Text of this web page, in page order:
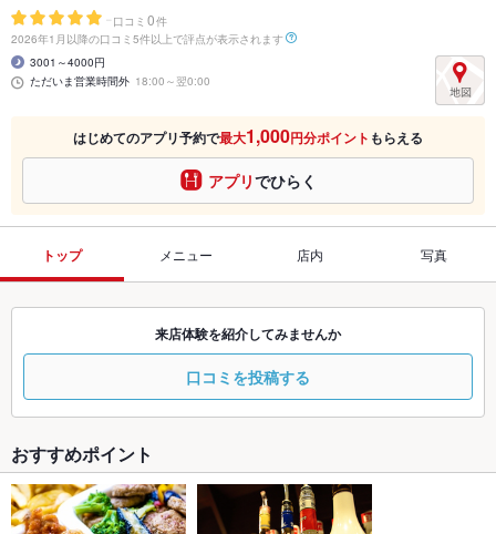
- 口コミ 0件
2026年1月以降の口コミ5件以上で評点が表示されます
3001～4000円
ただいま営業時間外 18:00～翌0:00
はじめてのアプリ予約で最大1,000円分ポイント もらえる
アプリでひらく
トップ メニュー 店内 写真
来店体験を紹介してみませんか
口コミを投稿する
おすすめポイント